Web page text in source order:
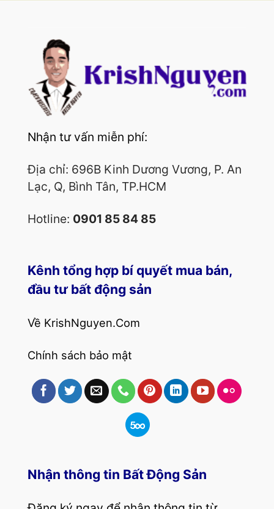
Nhận tư vấn miễn phí:
Địa chỉ: 696B Kinh Dương Vương, P. An
Lạc, Q, Bình Tân, TP.HCM
Hotline: 0901 85 84 85
Kênh tổng hợp bí quyết mua bán,
đầu tư bất động sản
Về KrishNguyen.Com
Chính sách bảo mật
Nhận thông tin Bất Động Sản